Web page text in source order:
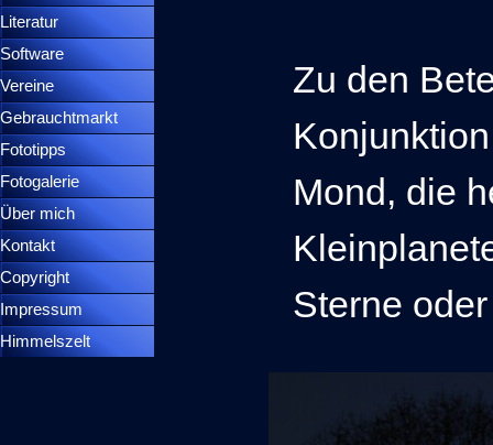
Literatur
Software
Vereine
Gebrauchtmarkt
Fototipps
Fotogalerie
Über mich
Kontakt
Copyright
Impressum
Himmelszelt
Zu den
Mond, die
Sterne